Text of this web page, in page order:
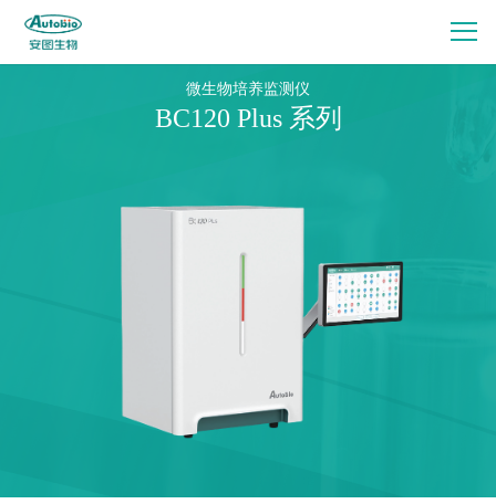
微生物培养监测仪
BC120 Plus 系列